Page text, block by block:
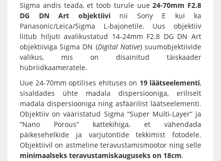
Sigma andis teada, et toob turule uue24-70mm F2.8
DG DN Art objektiivinii Sony E kui ka
Panasonic/Leica/Sigma L-bajonetile. Uus objektiiv
liitub hiljuti avalikustatud 14-24mm F2.8 DG DN Art
objektiiviga Sigma DN (Digital Native) suumobjektiivide
valikus, mis on disainitud täiskaader
hübriidkaameratele.
Uue 24-70mm optilises ehituses on 19 läätseelementi,
sisaldades ühte madala dispersiooniga, eriliselt
madala dispersiooniga ning asfäärilist läätseelementi.
Objektiiv on vääristatud Sigma “Super Multi-Layer” ja
“Nano Porous” kattekihiga, et vähendada
päikesehelkide ja varjutontide tekkimist fotodele.
Objektiivil on astmeline teravustamismootor ning selle
minimaalseks teravustamiskauguseks on 18cm.